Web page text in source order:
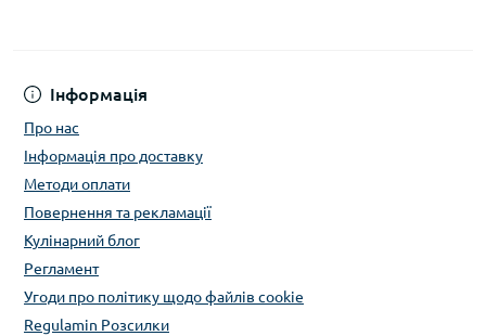
Інформація
Про нас
Інформація про доставку
Методи оплати
Повернення та рекламації
Кулінарний блог
Регламент
Угоди про політику щодо файлів cookie
Regulamin Розсилки